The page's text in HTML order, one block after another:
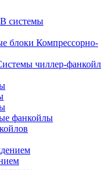
системы
Компрессорно-
чиллер-фанкойл
фанкойлы